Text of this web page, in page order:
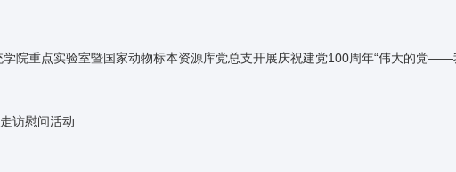
院重点实验室暨国家动物标本资源库党总支开展庆祝建党100周年“伟大的党——
访慰问活动